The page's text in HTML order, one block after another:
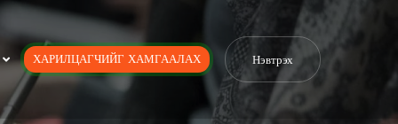
ХАРИЛЦАГЧИЙГ ХАМГААЛАХ Нэвтрэх